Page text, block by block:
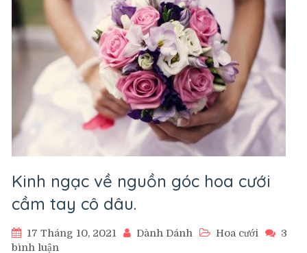
Kinh ngạc về nguồn góc hoa cưới
cầm tay cô dâu.
17 Tháng 10, 2021 Dành Dánh Hoa cưới
3
bình luận